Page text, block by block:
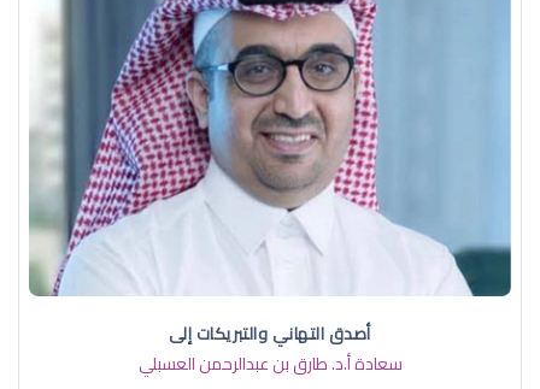
أصدق التهاني والتبريكات إلى
سعادة أ.د. ​طارق بن عبدالرحمن العسبلي